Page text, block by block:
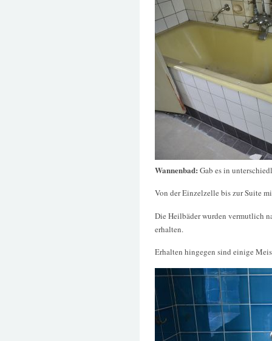
Wannenbad: Gab es in
Von der Einzelzelle bis zur Suite
Die Heilbäder wurden vermutlich
erhalten.
Erhalten hingegen sind einige